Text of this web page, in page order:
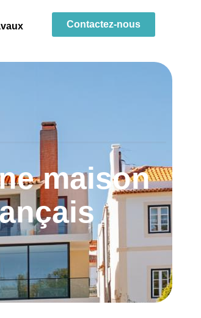
Contactez-nous
maison